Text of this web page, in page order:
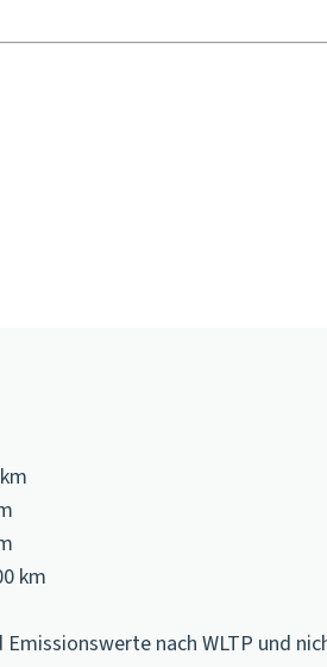
km
nach WLTP und